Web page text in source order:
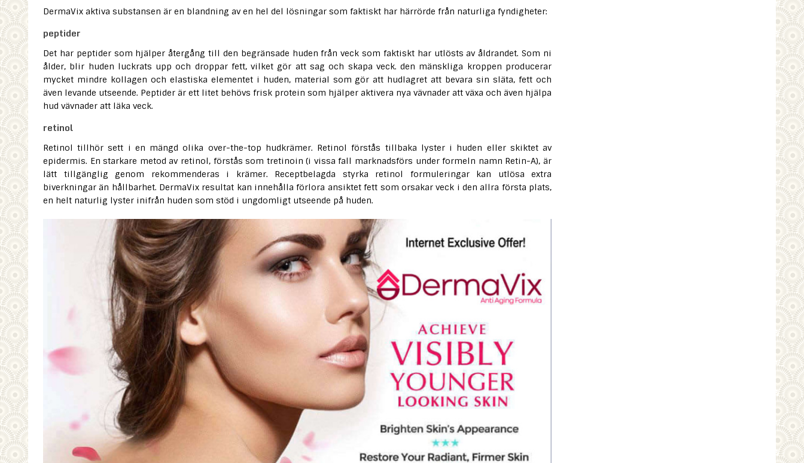
DermaVix aktiva substansen är en blandning av en hel del lösningar som faktiskt har härrörde från naturliga fyndigheter:
peptider
Det har peptider som hjälper återgång till den begränsade huden från veck som faktiskt har utlösts av åldrandet. Som ni
ålder, blir huden luckrats upp och droppar fett, vilket gör att sag och skapa veck. den mänskliga kroppen producerar
mycket mindre kollagen och elastiska elementet i huden, material som gör att hudlagret att bevara sin släta, fett och
även levande utseende. Peptider är ett litet behövs frisk protein som hjälper aktivera nya vävnader att växa och även hjälpa
hud vävnader att läka veck.
retinol
Retinol tillhör sett i en mängd olika over-the-top hudkrämer. Retinol förstås tillbaka lyster i huden eller skiktet av
epidermis. En starkare metod av retinol, förstås som tretinoin (i vissa fall marknadsförs under formeln namn Retin-A), är
lätt tillgänglig genom rekommenderas i krämer. Receptbelagda styrka retinol formuleringar kan utlösa extra
biverkningar än hållbarhet. DermaVix resultat kan innehålla förlora ansiktet fett som orsakar veck i den allra första plats,
en helt naturlig lyster inifrån huden som stöd i ungdomligt utseende på huden.